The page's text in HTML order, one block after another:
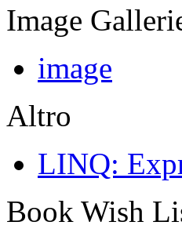
Image
image
Altro
LINQ:
Book Wish